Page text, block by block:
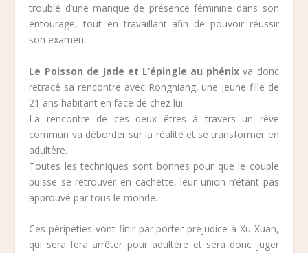
troublé d’une manque de présence féminine dans son
entourage, tout en travaillant afin de pouvoir réussir
son examen.
Le Poisson de Jade et L’épingle au phénix va donc
retracé sa rencontre avec Rongniang, une jeune fille de
21 ans habitant en face de chez lui.
La rencontre de ces deux êtres à travers un rêve
commun va déborder sur la réalité et se transformer en
adultère.
Toutes les techniques sont bonnes pour que le couple
puisse se retrouver en cachette, leur union n’étant pas
approuvé par tous le monde.
Ces péripéties vont finir par porter préjudice à Xu Xuan,
qui sera fera arrêter pour adultère et sera donc juger